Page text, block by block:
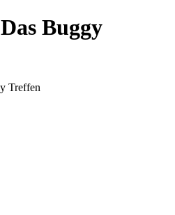
Buggy
Treffen